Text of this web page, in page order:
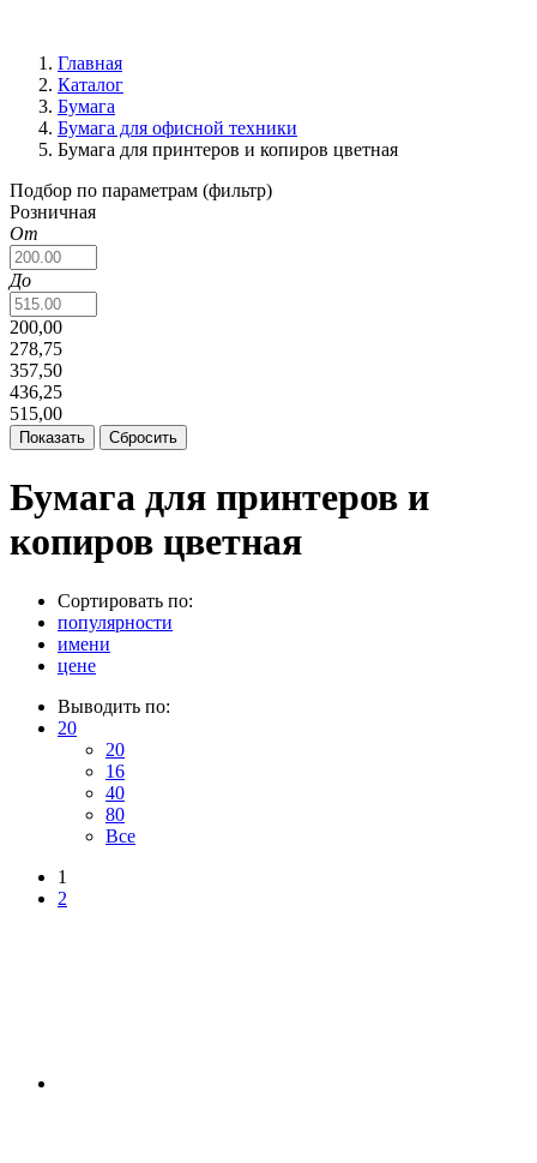
Главная
Каталог
Бумага
Бумага для офисной техники
Бумага для принтеров и копиров цветная
Подбор по параметрам (фильтр)
Розничная
От
До
200,00
278,75
357,50
436,25
515,00
Бумага для принтеров и
копиров цветная
Сортировать по:
популярности
имени
цене
Выводить по:
20
20
16
40
80
Все
1
2